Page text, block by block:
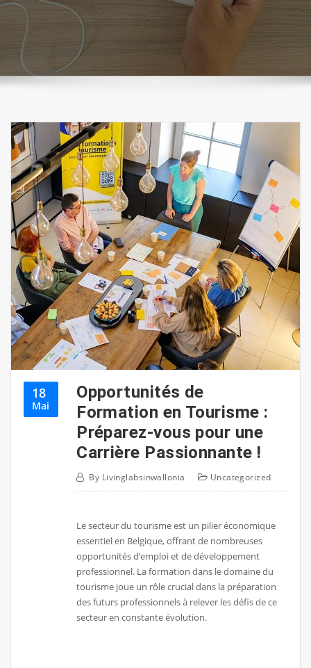
18
Mai
Opportunités de
Formation en Tourisme :
Préparez-vous pour une
Carrière Passionnante !
By Livinglabsinwallonia Uncategorized
Le secteur du tourisme est un pilier économique
essentiel en Belgique, offrant de nombreuses
opportunités d’emploi et de développement
professionnel. La formation dans le domaine du
tourisme joue un rôle crucial dans la préparation
des futurs professionnels à relever les défis de ce
secteur en constante évolution.